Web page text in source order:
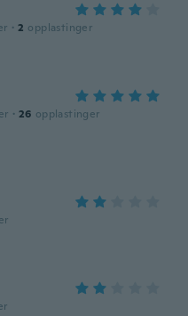
· 2 opplastinger
· 26 opplastinger